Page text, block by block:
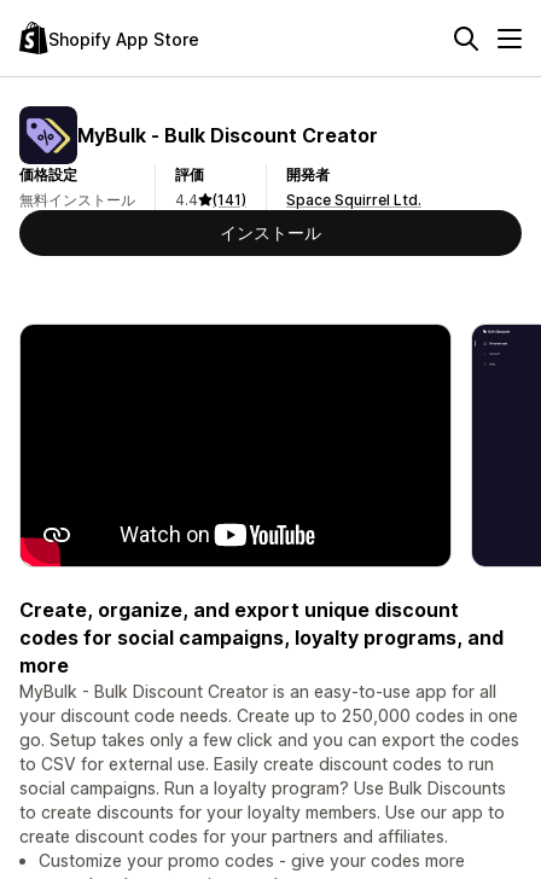
Shopify App Store
MyBulk ‑ Bulk Discount Creator
価格設定
無料インストール
評価
4.4
(141)
開発者
Space Squirrel Ltd.
インストール
Create, organize, and export unique discount
codes for social campaigns, loyalty programs, and
more
MyBulk - Bulk Discount Creator is an easy-to-use app for all
your discount code needs. Create up to 250,000 codes in one
go. Setup takes only a few click and you can export the codes
to CSV for external use. Easily create discount codes to run
social campaigns. Run a loyalty program? Use Bulk Discounts
to create discounts for your loyalty members. Use our app to
create discount codes for your partners and affiliates.
Customize your promo codes - give your codes more